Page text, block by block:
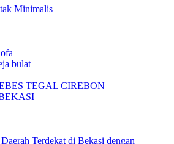
Minimalis
bulat
TEGAL CIREBON
Terdekat di Bekasi dengan